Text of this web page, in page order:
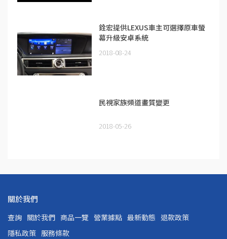
銓宏提供LEXUS車主可選擇原車螢
幕升級安卓系統
2018-08-24
民視家族頻道畫質變更
2018-05-26
關於我們
查詢 關於我們 商品一覽 營業據點 最新動態 退款政策
隱私政策 服務條款